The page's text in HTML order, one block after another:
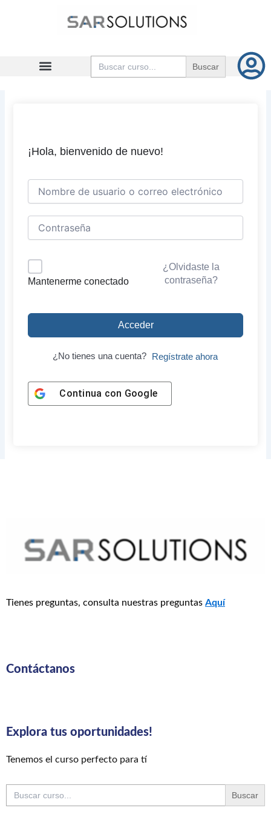
Buscar:
¡Hola, bienvenido de nuevo!
Mantenerme conectado
¿Olvidaste la
contraseña?
Acceder
¿No tienes una cuenta? Regístrate ahora
Continua con Google
Tienes preguntas, consulta nuestras preguntas Aquí
Contáctanos
Explora tus oportunidades!
Tenemos el curso perfecto para tí
Buscar: